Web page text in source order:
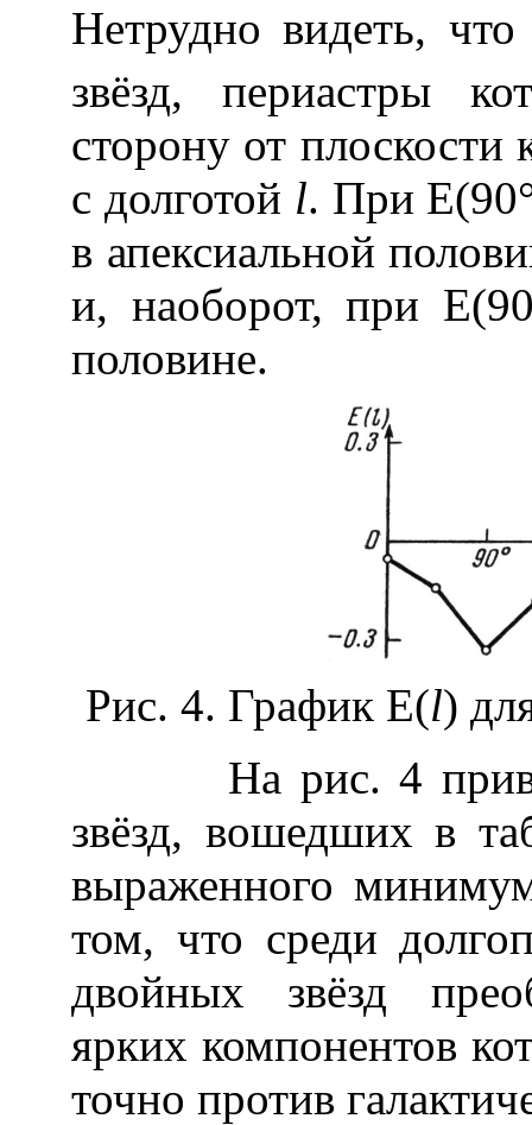
Нетрудно видеть,
звёзд, периастры
сторону от плоскости
с долготой l. При
в апексиальной
и, наоборот, при
половине.
Рис. 4. График Е(l)
На рис. 4
звёзд, вошедших в
выраженного
том, что среди
двойных звёзд
ярких компонентов
точно против